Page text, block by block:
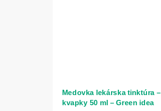
Medovka lekárska tinktúra –
kvapky 50 ml – Green idea